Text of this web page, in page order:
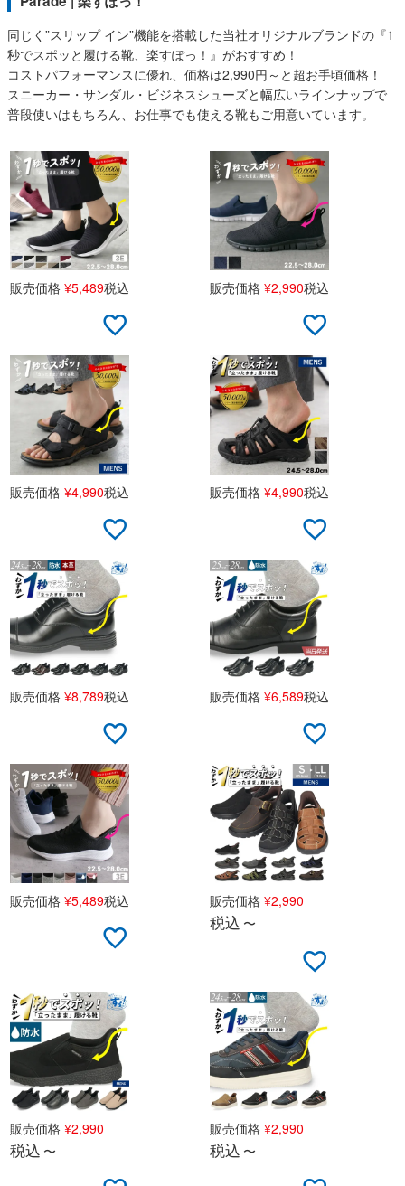
同じく”スリップ イン”機能を搭載した当社オリジナルブランドの『1
秒でスポッと履ける靴、楽すぽっ！』がおすすめ！
コストパフォーマンスに優れ、価格は2,990円～と超お手頃価格！
スニーカー・サンダル・ビジネスシューズと幅広いラインナップで
普段使いはもちろん、お仕事でも使える靴もご用意いています。
販売価格 ¥5,489税込 販売価格 ¥2,990税込
販売価格 ¥4,990税込 販売価格 ¥4,990税込
販売価格 ¥8,789税込 販売価格 ¥6,589税込
販売価格 ¥5,489税込 販売価格 ¥2,990
税込 〜
販売価格 ¥2,990
税込 〜
販売価格 ¥2,990
税込 〜